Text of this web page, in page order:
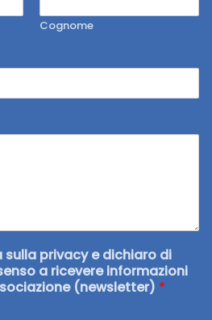
Cognome
sulla privacy e dichiaro di
a ricevere informazioni
(newsletter) *